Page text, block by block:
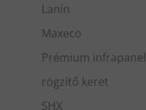
Lanin
Maxeco
Prémium infrapanel
rögzítő keret
SHX